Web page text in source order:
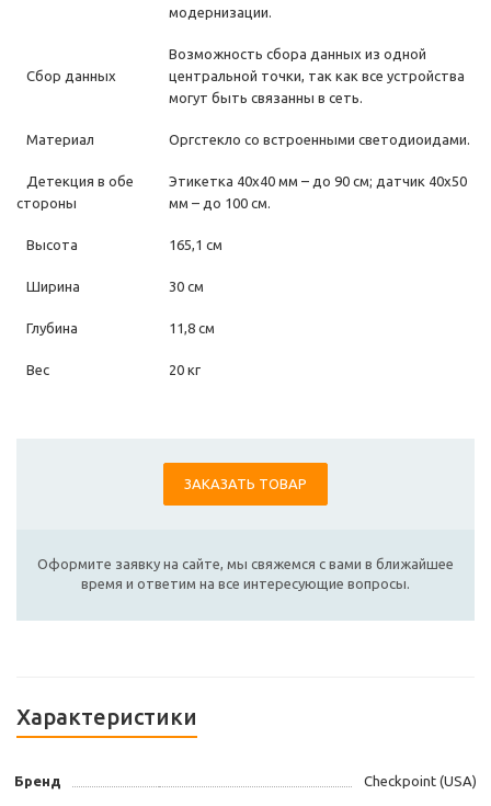
модернизации.
Сбор данных
Возможность сбора данных из одной
центральной точки, так как все устройства
могут быть связанны в сеть.
Материал Оргстекло со встроенными светодиоидами.
Детекция в обе
стороны
Этикетка 40х40 мм – до 90 см; датчик 40х50
мм – до 100 см.
Высота 165,1 см
Ширина 30 см
Глубина 11,8 см
Вес 20 кг
ЗАКАЗАТЬ ТОВАР
Оформите заявку на сайте, мы свяжемся с вами в ближайшее
время и ответим на все интересующие вопросы.
Характеристики
Бренд Checkpoint (USA)